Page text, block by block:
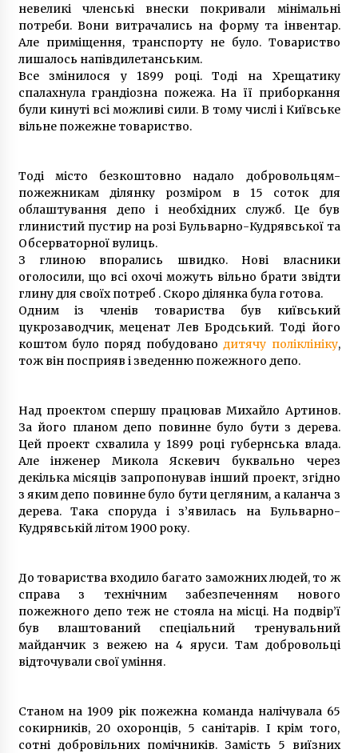
невеликі членські внески покривали мінімальні
потреби. Вони витрачались на форму та інвентар.
Але приміщення, транспорту не було. Товариство
лишалось напівдилетанським.
Все змінилося у 1899 році. Тоді на Хрещатику
спалахнула грандіозна пожежа. На її приборкання
були кинуті всі можливі сили. В тому числі і Київське
вільне пожежне товариство.
Тоді місто безкоштовно надало добровольцям-
пожежникам ділянку розміром в 15 соток для
облаштування депо і необхідних служб. Це був
глинистий пустир на розі Бульварно-Кудрявської та
Обсерваторної вулиць.
З глиною впорались швидко. Нові власники
оголосили, що всі охочі можуть вільно брати звідти
глину для своїх потреб . Скоро ділянка була готова.
Одним із членів товариства був київський
цукрозаводчик, меценат Лев Бродський. Тоді його
коштом було поряд побудованодитячу поліклініку,
тож він посприяв і зведенню пожежного депо.
Над проектом спершу працював Михайло Артинов.
За його планом депо повинне було бути з дерева.
Цей проект схвалила у 1899 році губернська влада.
Але інженер Микола Яскевич буквально через
декілька місяців запропонував інший проект, згідно
з яким депо повинне було бути цегляним, а каланча з
дерева. Така споруда і з’явилась на Бульварно-
Кудрявській літом 1900 року.
До товариства входило багато заможних людей, то ж
справа з технічним забезпеченням нового
пожежного депо теж не стояла на місці. На подвір’ї
був влаштований спеціальний тренувальний
майданчик з вежею на 4 яруси. Там добровольці
відточували свої уміння.
Станом на 1909 рік пожежна команда налічувала 65
сокирників, 20 охоронців, 5 санітарів. І крім того,
сотні добровільних помічників. Замість 5 виїзних